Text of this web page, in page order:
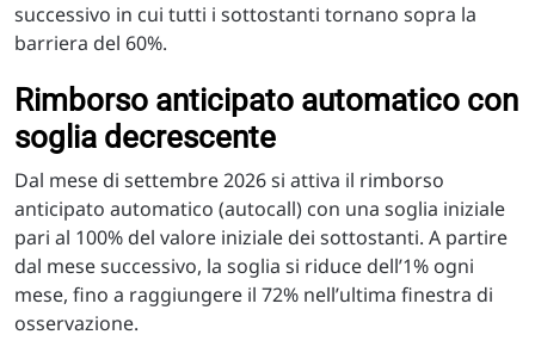
successivo in cui tutti i sottostanti tornano sopra la
barriera del 60%.
Rimborso anticipato automatico con
soglia decrescente
Dal mese di settembre 2026 si attiva il rimborso
anticipato automatico (autocall) con una soglia iniziale
pari al 100% del valore iniziale dei sottostanti. A partire
dal mese successivo, la soglia si riduce dell’1% ogni
mese, fino a raggiungere il 72% nell’ultima finestra di
osservazione.